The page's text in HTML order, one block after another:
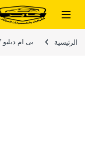
تخطي إلى المحتوى
الرئيسية بى ام دبليو BMW